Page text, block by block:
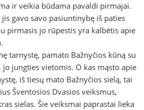
ir veikia būdama pavaldi pirmajai.
gavo savo pasiuntinybę iš paties
pirmasis jo rūpestis yra kalbėtis apie
tarnystę, pamato Bažnyčios kūną su
jo jungties vietomis. O kas mąsto apie
iš tiesų mato Bažnyčios sielą, tai
Šventosios Dvasios veiksmus,
sielas. Šie veiksmai paprastai lieka